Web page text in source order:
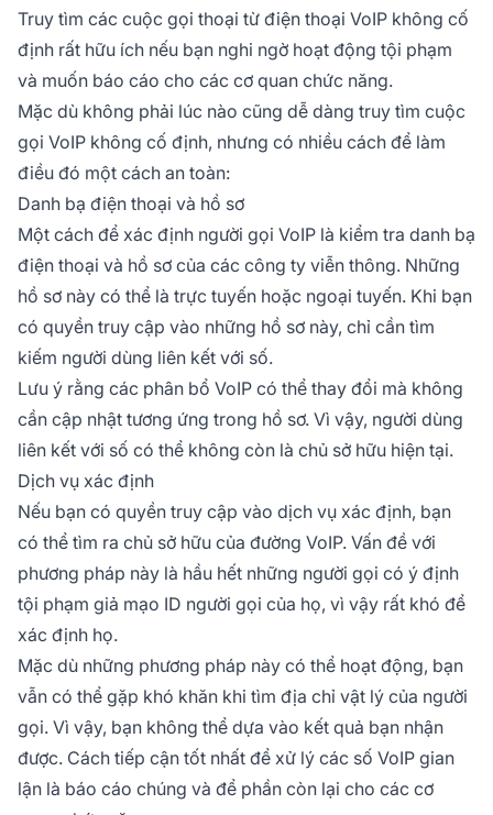
Truy tìm các cuộc gọi thoại từ điện thoại VoIP không cố
định rất hữu ích nếu bạn nghi ngờ hoạt động tội phạm
và muốn báo cáo cho các cơ quan chức năng.
Mặc dù không phải lúc nào cũng dễ dàng truy tìm cuộc
gọi VoIP không cố định, nhưng có nhiều cách để làm
điều đó một cách an toàn:
Danh bạ điện thoại và hồ sơ
Một cách để xác định người gọi VoIP là kiểm tra danh bạ
điện thoại và hồ sơ của các công ty viễn thông. Những
hồ sơ này có thể là trực tuyến hoặc ngoại tuyến. Khi bạn
có quyền truy cập vào những hồ sơ này, chỉ cần tìm
kiếm người dùng liên kết với số.
Lưu ý rằng các phân bổ VoIP có thể thay đổi mà không
cần cập nhật tương ứng trong hồ sơ. Vì vậy, người dùng
liên kết với số có thể không còn là chủ sở hữu hiện tại.
Dịch vụ xác định
Nếu bạn có quyền truy cập vào dịch vụ xác định, bạn
có thể tìm ra chủ sở hữu của đường VoIP. Vấn đề với
phương pháp này là hầu hết những người gọi có ý định
tội phạm giả mạo ID người gọi của họ, vì vậy rất khó để
xác định họ.
Mặc dù những phương pháp này có thể hoạt động, bạn
vẫn có thể gặp khó khăn khi tìm địa chỉ vật lý của người
gọi. Vì vậy, bạn không thể dựa vào kết quả bạn nhận
được. Cách tiếp cận tốt nhất để xử lý các số VoIP gian
lận là báo cáo chúng và để phần còn lại cho các cơ